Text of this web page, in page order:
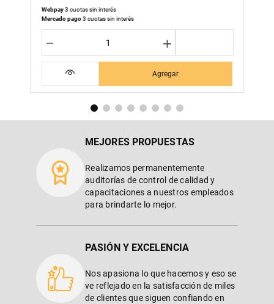
Webpay3 cuotas sin interés
Mercado pago3 cuotas sin interés
＋
－
Agregar
MEJORES PROPUESTAS
Realizamos permanentemente
auditorías de control de calidad y
capacitaciones a nuestros empleados
para brindarte lo mejor.
PASIÓN Y EXCELENCIA
Nos apasiona lo que hacemos y eso se
ve reflejado en la satisfacción de miles
de clientes que siguen confiando en